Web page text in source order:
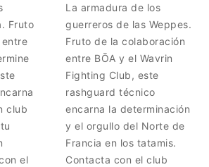
Fruto
club
el
La armadura de los
guerreros de las Weppes.
Fruto de la colaboración
entre BŌA y el Wavrin
Fighting Club, este
rashguard técnico
encarna la determinación
y el orgullo del Norte de
Francia en los tatamis.
Contacta con el club